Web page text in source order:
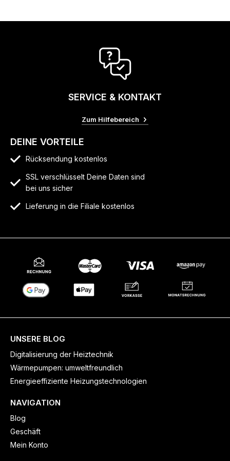
SERVICE & KONTAKT
Zum Hilfebereich
DEINE VORTEILE
Rücksendung kostenlos
SSL verschlüsselt Deine Daten sind
bei uns sicher
Lieferung in die Filiale kostenlos
UNSERE BLOG
Digitalisierung der Heiztechnik
Wärmepumpen: umweltfreundlich
Energieeffiziente Heizungstechnologien
NAVIGATION
Blog
Geschäft
Mein Konto